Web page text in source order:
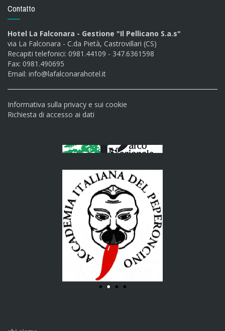
Contatto
Hotel La Falconara - Gestione "Il Pellicano S.a.s"
via La Falconara - C.da Pietà, Castrovillari (CS)
Recapiti telefonici: 0981.44109 - 347.6361598
Fax: 0981.490695
Email: info@lafalconarahotel.it
Informativa sulla privacy e sui cookie
Richiesta di accesso ai dati